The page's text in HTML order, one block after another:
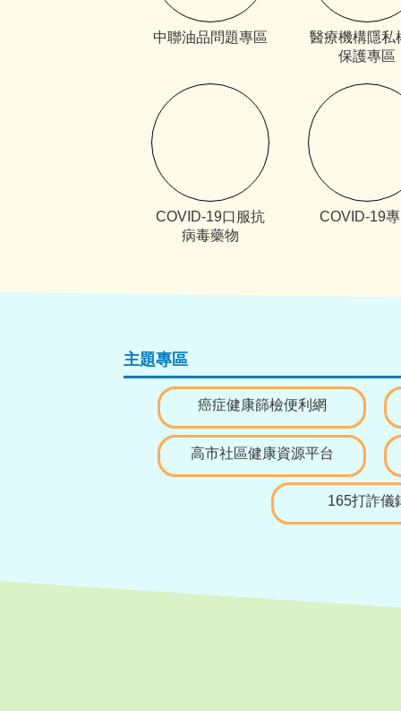
中聯油品問題專區
醫療機構隱私
保護專區
COVID-19口服抗
病毒藥物
COVID-19
主題專區
癌症健康篩檢便利網
高市社區健康資源平台
165打詐儀